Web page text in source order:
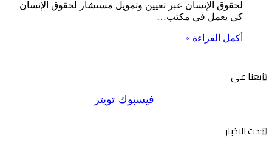
لحقوق الإنسان عبر تعيين وتمويل مستشار لحقوق الإنسان
كي يعمل في مكتب…
أكمل القراءة »
تابعنا على
فيسبوك تويتر
احدث الاخبار